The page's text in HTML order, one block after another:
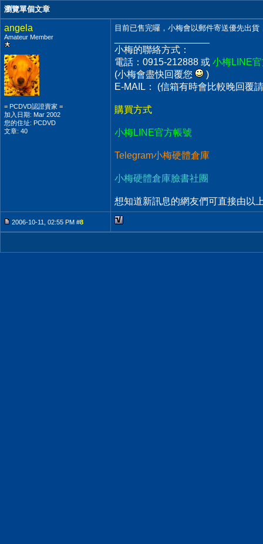
瀏覽單個文章
angela
Amateur Member
= PCDVD認證賣家 =
加入日期: Mar 2002
您的住址: PCDVD
文章: 40
目前已售完囉，小梅會以郵件寄送優先出貨
小梅的聯絡方式：
電話：0915-212888 或 小梅LINE
(小梅會盡快回覆您
)
E-MAIL： (信箱有時會比較晚回覆
購買方式
小梅LINE官方帳號
Telegram小梅硬體倉庫
小梅硬體倉庫臉書社團
想知道新訊息的網友們可直接由以
2006-10-11, 02:55 PM #8